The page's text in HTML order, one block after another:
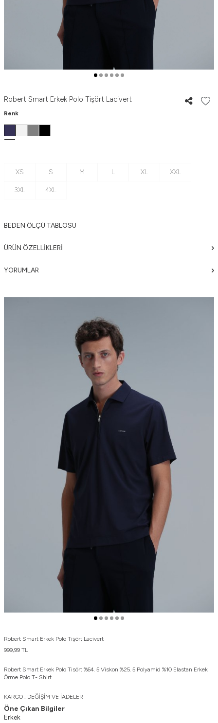
Robert Smart Erkek Polo Tişört Lacivert
Renk
XS S M L XL XXL
3XL 4XL
BEDEN ÖLÇÜ TABLOSU
ÜRÜN ÖZELLIKLERI
YORUMLAR
Robert Smart Erkek Polo Tişört Lacivert
999,99 TL
Robert Smart Erkek Polo Tisört %64. 5 Viskon %25. 5 Polyamid %10 Elastan Erkek
Örme Polo T- Shirt
KARGO , DEĞİŞİM VE İADELER
Öne Çıkan Bilgiler
Erkek